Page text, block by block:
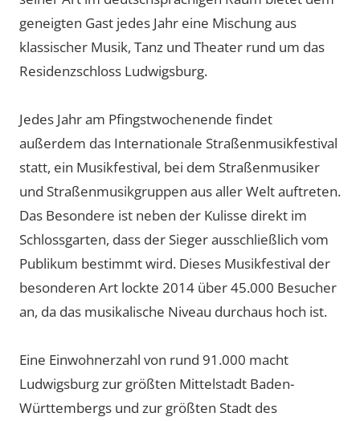
geneigten Gast jedes Jahr eine Mischung aus
klassischer Musik, Tanz und Theater rund um das
Residenzschloss Ludwigsburg.
Jedes Jahr am Pfingstwochenende findet
außerdem das Internationale Straßenmusikfestival
statt, ein Musikfestival, bei dem Straßenmusiker
und Straßenmusikgruppen aus aller Welt auftreten.
Das Besondere ist neben der Kulisse direkt im
Schlossgarten, dass der Sieger ausschließlich vom
Publikum bestimmt wird. Dieses Musikfestival der
besonderen Art lockte 2014 über 45.000 Besucher
an, da das musikalische Niveau durchaus hoch ist.
Eine Einwohnerzahl von rund 91.000 macht
Ludwigsburg zur größten Mittelstadt Baden-
Württembergs und zur größten Stadt des